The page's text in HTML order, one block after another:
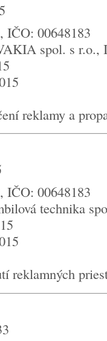
IČO: 00648183
spol. s r.o.,
reklamy a
IČO: 00648183
technika
reklamných